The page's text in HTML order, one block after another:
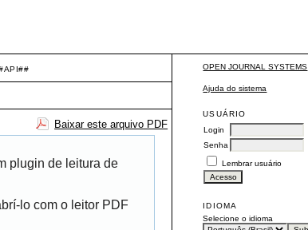
OPEN JOURNAL SYSTEMS
Ajuda do sistema
USUÁRIO
Login
Senha
Lembrar usuário
IDIOMA
Selecione o idioma
Baixar este arquivo PDF
plugin de leitura de
lo com o leitor PDF